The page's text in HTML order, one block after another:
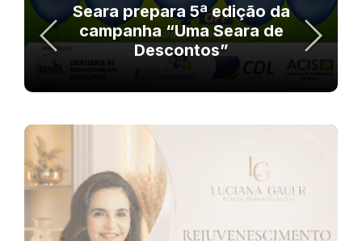
Seara prepara 5ª edição da
campanha “Uma Seara de
Descontos”